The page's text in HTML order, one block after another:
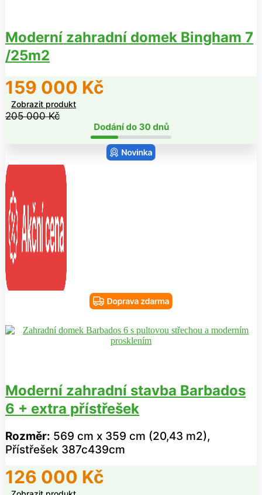
Moderní zahradní domek Bingham 7
/25m2
159 000 Kč
Zobrazit produkt
205 000Kč
Moderní zahradní stavba Barbados
6 + extra přístřešek
Rozměr: 569 cm x 359 cm (20,43 m2),
Přístřešek 387c439cm
126 000 Kč